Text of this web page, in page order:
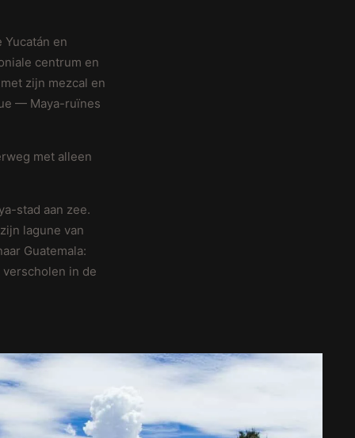
en
centrum en
zijn mezcal en
— Maya-ruïnes
met alleen
stad aan zee.
lagune van
Guatemala:
in de